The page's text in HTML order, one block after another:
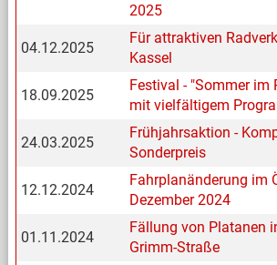
2025
04.12.2025
Für attraktiven
Kassel
18.09.2025
Festival - "Sommer im
mit vielfältigem
24.03.2025
Frühjahrsaktion -
Sonderpreis
12.12.2024
Fahrplanänderung im
Dezember 2024
01.11.2024
Fällung von Platanen
Grimm-Straße